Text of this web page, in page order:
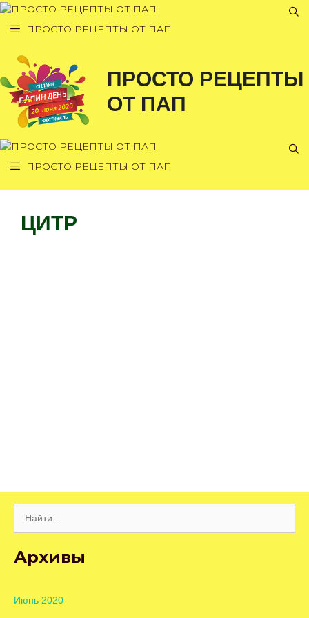
Перейти
ПРОСТО РЕЦЕПТЫ ОТ ПАП
ПРОСТО РЕЦЕПТЫ
ОТ ПАП
ПРОСТО РЕЦЕПТЫ ОТ ПАП
ЦИТР
Архивы
Июнь 2020